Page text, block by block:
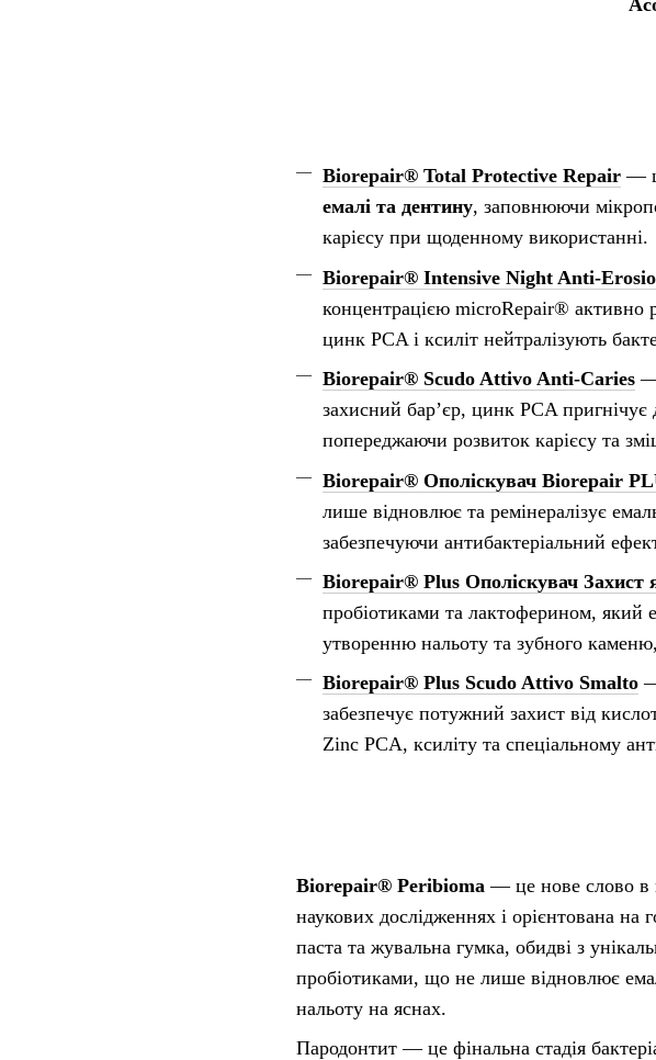
Biorepair® Total Protective Repair —
емалі та дентину, заповнюючи
карієсу при щоденному використанні.
Biorepair® Intensive Night Anti-
концентрацією microRepair® активно
цинк PCA і ксиліт нейтралізують
Biorepair® Scudo Attivo Anti-Caries —
захисний бар’єр, цинк PCA пригнічує
попереджаючи розвиток карієсу та
Biorepair® Ополіскувач Biorepair
лише відновлює та ремінералізує
забезпечуючи антибактеріальний
Biorepair® Plus Ополіскувач Захист
пробіотиками та лактоферином, який
утворенню нальоту та зубного
Biorepair® Plus Scudo Attivo Smalto
забезпечує потужний захист від
Zinc PCA, ксиліту та спеціальному
Biorepair® Peribioma — це нове слово в
наукових дослідженнях і орієнтована на
паста та жувальна гумка, обидві з
пробіотиками, що не лише відновлює
нальоту на яснах.
Пародонтит — це фінальна стадія